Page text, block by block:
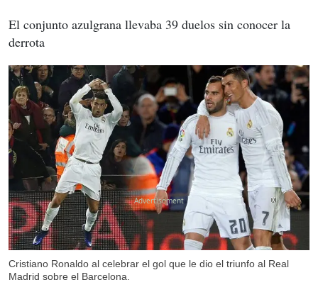
El conjunto azulgrana llevaba 39 duelos sin conocer la
derrota
Cristiano Ronaldo al celebrar el gol que le dio el triunfo al Real
Madrid sobre el Barcelona.
X